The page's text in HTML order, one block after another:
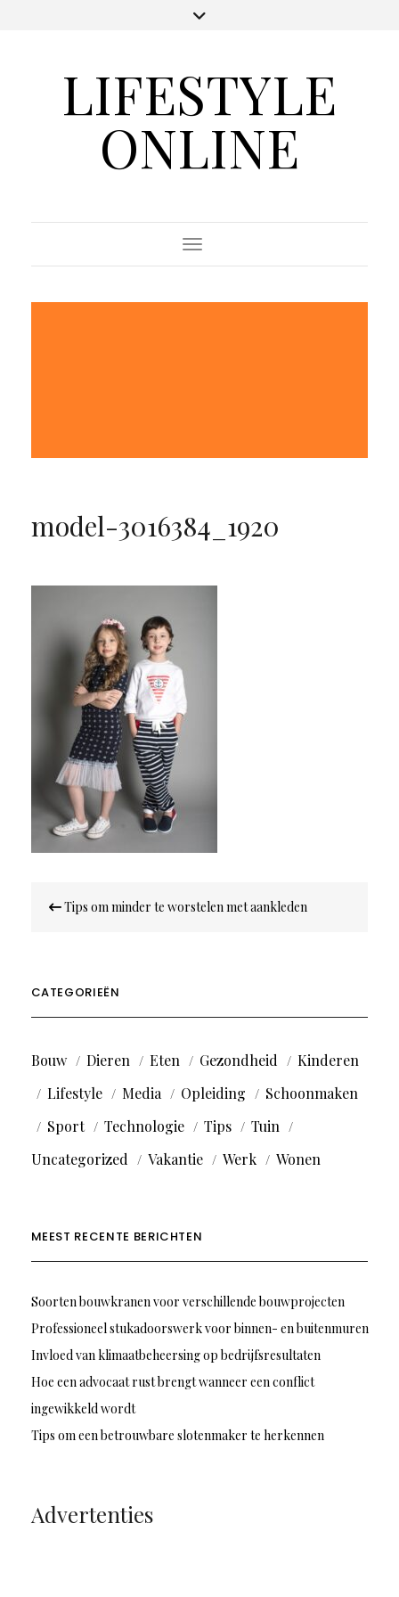
LIFESTYLE
ONLINE
Toggle Navigation
model-3016384_1920
navigatie
Tips om minder te worstelen met aankleden
CATEGORIEËN
Bouw Dieren Eten Gezondheid
Kinderen
Lifestyle
Media Opleiding
Schoonmaken
Sport
Technologie Tips
Tuin
Uncategorized
Vakantie Werk Wonen
MEEST RECENTE BERICHTEN
Soorten bouwkranen voor verschillende bouwprojecten
Professioneel stukadoorswerk voor binnen- en buitenmuren
Invloed van klimaatbeheersing op bedrijfsresultaten
Hoe een advocaat rust brengt wanneer een conflict
ingewikkeld wordt
Tips om een betrouwbare slotenmaker te herkennen
Advertenties